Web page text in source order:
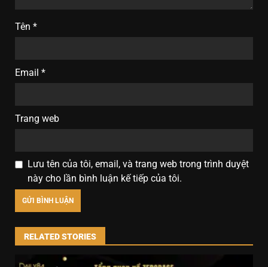
Tên *
Email *
Trang web
Lưu tên của tôi, email, và trang web trong trình duyệt
này cho lần bình luận kế tiếp của tôi.
RELATED STORIES